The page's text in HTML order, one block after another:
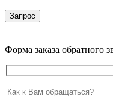
Форма заказа обратного